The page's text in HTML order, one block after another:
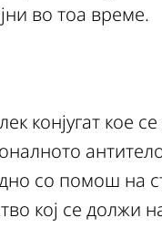
во тоа време.
конјугат кое се
со помош на
кој се должи